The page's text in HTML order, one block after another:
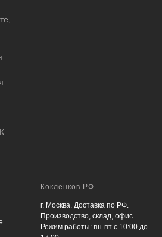
Кокленков.РФ
г. Москва. Доставка по РФ.
Производство, склад, офис
Режим работы: пн-пт с 10:00 до